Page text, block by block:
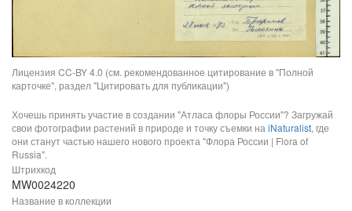
Лицензия CC-BY 4.0 (см. рекомендованное цитирование в "Полной
карточке", раздел "Цитировать для публикации")
Хочешь принять участие в создании "Атласа флоры России"? Загружай
свои фотографии растений в природе и точку съемки на iNaturalist, где
они станут частью нашего нового проекта "Флора России | Flora of
Russia".
Штрихкод
MW0024220
Название в коллекции